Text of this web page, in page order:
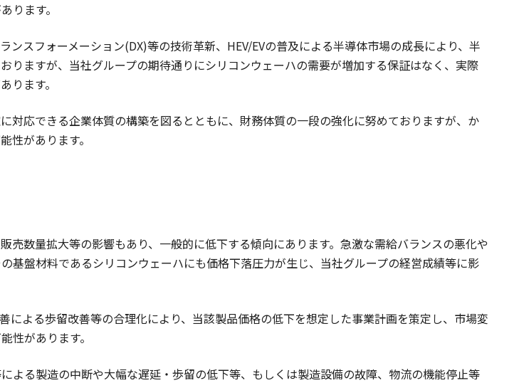
ります。
スフォーメーション(DX)等の技術革新、HEV/EVの普及による半導体市場の成長により、半
ますが、当社グループの期待通りにシリコンウェーハの需要が増加する保証はなく、実際
ります。
応できる企業体質の構築を図るとともに、財務体質の一段の強化に努めておりますが、か
性があります。
数量拡大等の影響もあり、一般的に低下する傾向にあります。急激な需給バランスの悪化や
盤材料であるシリコンウェーハにも価格下落圧力が生じ、当社グループの経営成績等に影
よる歩留改善等の合理化により、当該製品価格の低下を想定した事業計画を策定し、市場変
性があります。
よる製造の中断や大幅な遅延・歩留の低下等、もしくは製造設備の故障、物流の機能停止等